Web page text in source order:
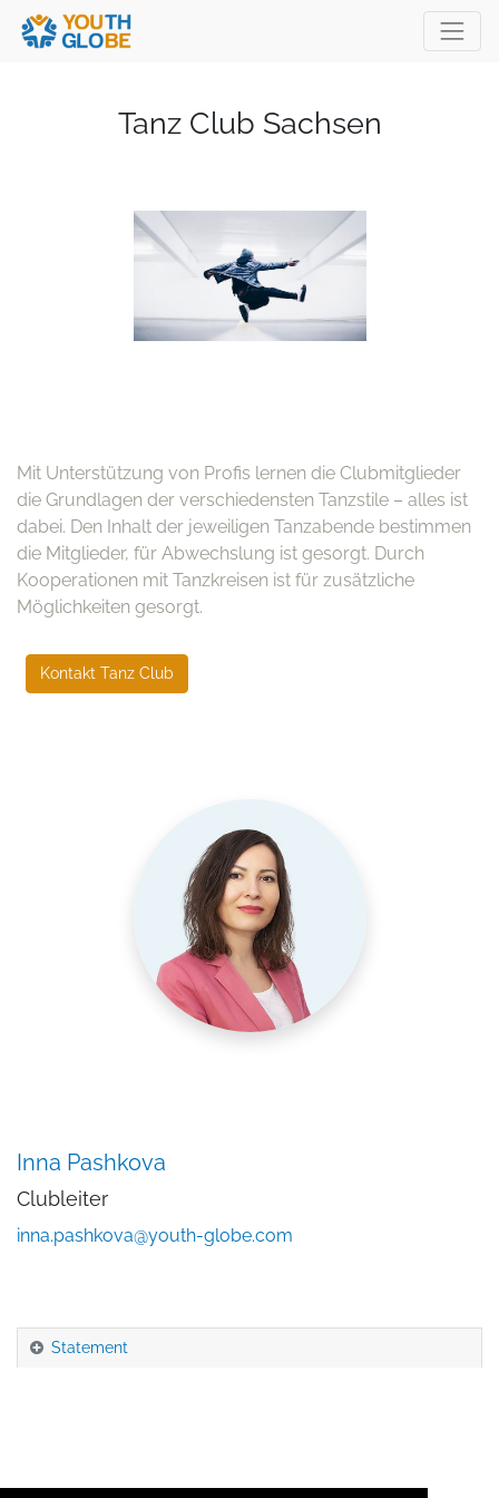
Tanz Club Sachsen
Mit Unterstützung von Profis lernen die Clubmitglieder
die Grundlagen der verschiedensten Tanzstile – alles ist
dabei. Den Inhalt der jeweiligen Tanzabende bestimmen
die Mitglieder, für Abwechslung ist gesorgt. Durch
Kooperationen mit Tanzkreisen ist für zusätzliche
Möglichkeiten gesorgt.
Kontakt Tanz Club
Inna Pashkova
Clubleiter
inna.pashkova@youth-globe.com
Statement